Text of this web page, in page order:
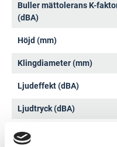
Buller mättolerans K-
(dBA)
Höjd (mm)
Klingdiameter (mm)
Ljudeffekt (dBA)
Ljudtryck (dBA)
Max gervinkel ° (v/h)